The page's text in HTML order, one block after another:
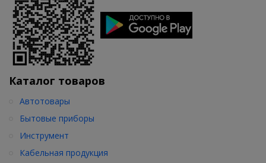
Каталог товаров
Автотовары
Бытовые приборы
Инструмент
Кабельная продукция